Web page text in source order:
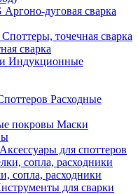
Аргоно-дуговая сварка
Споттеры, точечная сварка
сварка
Индукционные
Расходные
Маски
Аксессуары для споттеров
сопла, расходники
для сварки